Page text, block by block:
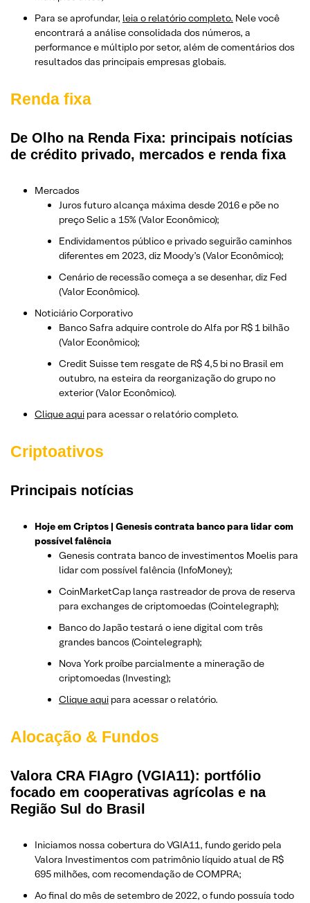
Para se aprofundar, leia o relatório completo. Nele você
encontrará a análise consolidada dos números, a
performance e múltiplo por setor, além de comentários dos
resultados das principais empresas globais.
Renda fixa
De Olho na Renda Fixa: principais notícias
de crédito privado, mercados e renda fixa
Mercados
Juros futuro alcança máxima desde 2016 e põe no
preço Selic a 15% (Valor Econômico);
Endividamentos público e privado seguirão caminhos
diferentes em 2023, diz Moody’s (Valor Econômico);
Cenário de recessão começa a se desenhar, diz Fed
(Valor Econômico).
Noticiário Corporativo
Banco Safra adquire controle do Alfa por R$ 1 bilhão
(Valor Econômico);
Credit Suisse tem resgate de R$ 4,5 bi no Brasil em
outubro, na esteira da reorganização do grupo no
exterior (Valor Econômico).
Clique aqui para acessar o relatório completo.
Criptoativos
Principais notícias
Hoje em Criptos | Genesis contrata banco para lidar com
possível falência
Genesis contrata banco de investimentos Moelis para
lidar com possível falência (InfoMoney);
CoinMarketCap lança rastreador de prova de reserva
para exchanges de criptomoedas (Cointelegraph);
Banco do Japão testará o iene digital com três
grandes bancos (Cointelegraph);
Nova York proíbe parcialmente a mineração de
criptomoedas (Investing);
Clique aqui para acessar o relatório.
Alocação & Fundos
Valora CRA FIAgro (VGIA11): portfólio
focado em cooperativas agrícolas e na
Região Sul do Brasil
Iniciamos nossa cobertura do VGIA11, fundo gerido pela
Valora Investimentos com patrimônio líquido atual de R$
695 milhões, com recomendação de COMPRA;
Ao final do mês de setembro de 2022, o fundo possuía todo